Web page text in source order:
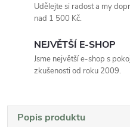
Udělejte si radost a my
nad 1 500 Kč.
NEJVĚTŠÍ E-SHOP
Jsme největší e-shop s
zkušenosti od roku 2009.
Popis produktu